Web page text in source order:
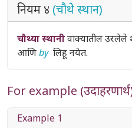
नियम ४ (चौथेे स्थान)
चौथ्या स्थानीवाक्यातील उरलेले
आणिbyलिहू नयेत.
For example
Example 1